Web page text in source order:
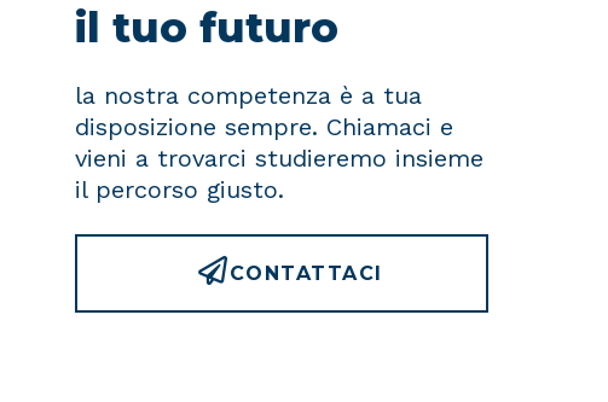
il tuo futuro
la nostra competenza è a tua
disposizione sempre. Chiamaci e
vieni a trovarci studieremo insieme
il percorso giusto.
CONTATTACI